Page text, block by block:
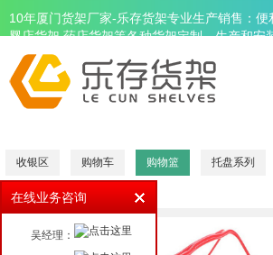
10年厦门货架厂家-乐存货架专业生产销售：
婴店货架,药店货架等各种货架定制、生产和安
13395055582
首页
关于乐存
便利店货架
母婴店货架
收银区 购物车 购物篮 托盘系列
在线业务咨询
吴经理：